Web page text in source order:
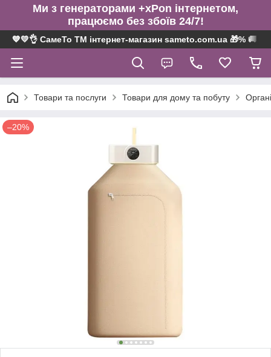
Ми з генераторами +xPon інтернетом,
працюємо без збоїв 24/7!
💙💛👌 СамеТо ТМ інтернет-магазин sameto.com.ua 🎁% 🚚 ⤵
Товари та послуги Товари для дому та побуту
–20%